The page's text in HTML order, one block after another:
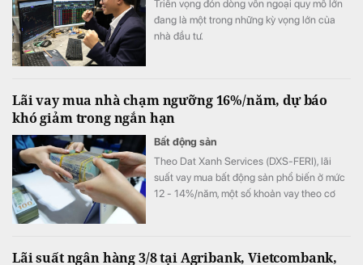
Triển vọng đón dòng vốn ngoại quy mô lớn
đang là một trong những kỳ vọng lớn của
nhà đầu tư.
Lãi vay mua nhà chạm ngưỡng 16%/năm, dự báo
khó giảm trong ngắn hạn
Bất động sản
Theo Dat Xanh Services (DXS-FERI), lãi
suất vay mua bất động sản phổ biến ở mức
12 - 14%/năm, một số khoản vay theo cơ
Lãi suất ngân hàng 3/8 tại Agribank, Vietcombank,